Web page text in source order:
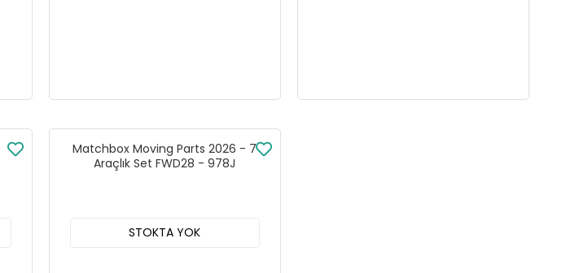
Matchbox Moving Parts 2026 - 7
Araçlık Set FWD28 - 978J
STOKTA YOK